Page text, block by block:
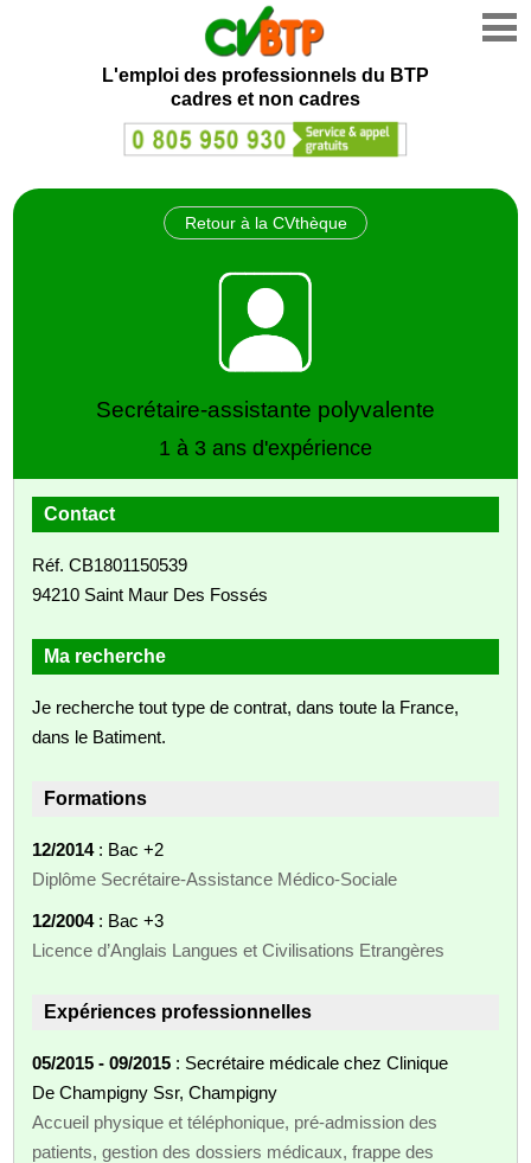
L'emploi des professionnels du BTP
cadres et non cadres
Retour à la CVthèque
Secrétaire-assistante polyvalente
1 à 3 ans d'expérience
Contact
Réf. CB1801150539
94210 Saint Maur Des Fossés
Ma recherche
Je recherche tout type de contrat, dans toute la France,
dans le Batiment.
Formations
12/2014: Bac +2
Diplôme Secrétaire-Assistance Médico-Sociale
12/2004: Bac +3
Licence d’Anglais Langues et Civilisations Etrangères
Expériences professionnelles
05/2015 - 09/2015 : Secrétaire médicale chez Clinique
De Champigny Ssr, Champigny
Accueil physique et téléphonique, pré-admission des
patients, gestion des dossiers médicaux, frappe des